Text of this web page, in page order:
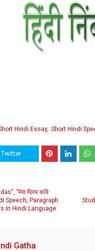
Hindi Essay Short Hindi
Twitter
"मेरा प्रिय कवि
Speech, Paragraph
in Hindi Language
Gatha